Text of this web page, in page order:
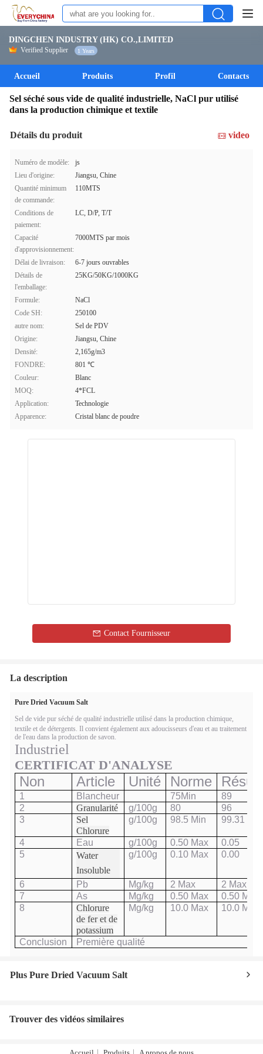
DINGCHEN INDUSTRY (HK) CO.,LIMITED
Verified Supplier 1 Years
Accueil Produits Profil Contacts
Sel séché sous vide de qualité industrielle, NaCl pur utilisé
dans la production chimique et textile
Détails du produit video
Numéro de modèle:
js
Lieu d'origine:
Jiangsu, Chine
Quantité minimum
de commande:
110MTS
Conditions de
paiement:
LC, D/P, T/T
Capacité
d'approvisionnement:
7000MTS par mois
Délai de livraison:
6-7 jours ouvrables
Détails de
l'emballage:
25KG/50KG/1000KG
Formule:
NaCl
Code SH:
250100
autre nom:
Sel de PDV
Origine:
Jiangsu, Chine
Densité:
2,165g/m3
FONDRE:
801 ℃
Couleur:
Blanc
MOQ:
4*FCL
Application:
Technologie
Apparence:
Cristal blanc de poudre
Contact Fournisseur
La description
Pure Dried Vacuum Salt
Sel de vide pur séché de qualité industrielle utilisé dans la production chimique,
textile et de détergents. Il convient également aux adoucisseurs d'eau et au traitement
de l'eau dans la production de savon.
Industriel
CERTIFICAT D'ANALYSE
Non Article Unité Norme
1 Blancheur 75Min
89
2
Granularité g/100g 80
96
3
Sel
Chlorure
g/100g 98.5 Min 99.31
4 Eau g/100g 0.50 Max
0.05
5
Water
Insoluble
g/100g 0.10 Max 0.00
6 Pb Mg/kg 2 Max
2 Max
7
As Mg/kg 0.50 Max
0.50 Max
8
Chlorure
de fer et de
potassium
Mg/kg 10.0 Max 10.0 Max
Conclusion Première qualité
Plus Pure Dried Vacuum Salt
Trouver des vidéos similaires